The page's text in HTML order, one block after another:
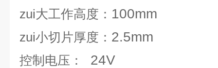
zui大工作高度： 100mm
zui小切片厚度： 2.5mm
控制电压： 24V